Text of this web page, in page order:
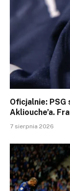
Oficjalnie:
Akliouche’a.
7 sierpnia 2026